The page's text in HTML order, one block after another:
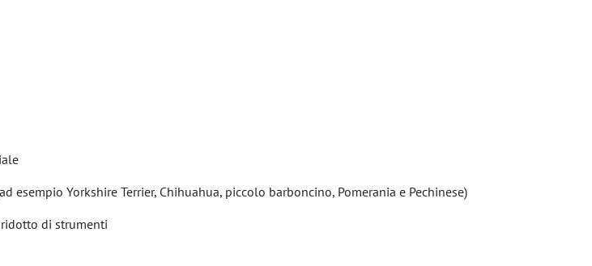
Yorkshire Terrier, Chihuahua, piccolo barboncino, Pomerania e Pechinese)
di strumenti